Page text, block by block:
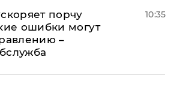
порчу
ошибки могут
–
10:35